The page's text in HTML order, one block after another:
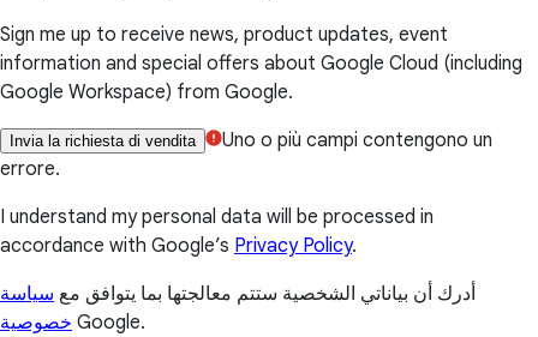
Sign me up to receive news, product updates, event
information and special offers about Google Cloud (including
Google Workspace) from Google.
Invia la richiesta di vendita
Uno o più campi contengono un
errore.
I understand my personal data will be processed in
accordance with Google’s Privacy Policy.
أدرك أن بياناتي الشخصية ستتم معالجتها بما يتوافق مع سياسة
خصوصية Google.